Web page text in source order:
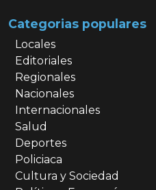
Categorias populares
Locales
Editoriales
Regionales
Nacionales
Internacionales
Salud
Deportes
Policiaca
Cultura y Sociedad